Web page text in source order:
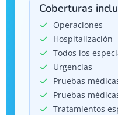
Coberturas
Operaciones
Hospitalización
Todos los
Urgencias
Pruebas
Pruebas
Tratamientos